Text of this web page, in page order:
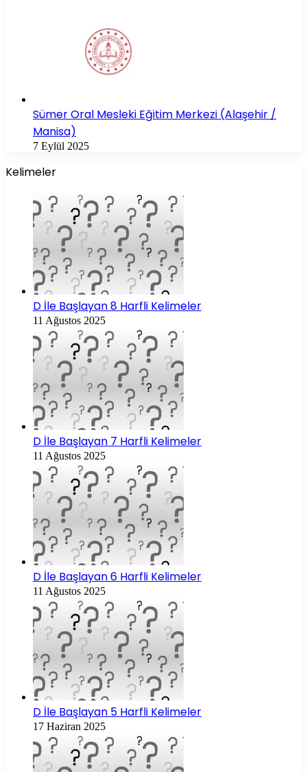
Sümer Oral Mesleki Eğitim Merkezi (Alaşehir /
Manisa)
7 Eylül 2025
Kelimeler
D İle Başlayan 8 Harfli Kelimeler
11 Ağustos 2025
D İle Başlayan 7 Harfli Kelimeler
11 Ağustos 2025
D İle Başlayan 6 Harfli Kelimeler
11 Ağustos 2025
D İle Başlayan 5 Harfli Kelimeler
17 Haziran 2025